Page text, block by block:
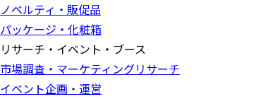
ノベルティ・販促品
パッケージ・化粧箱
リサーチ・イベント・ブース
市場調査・マーケティングリサーチ
イベント企画・運営